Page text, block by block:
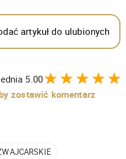
artykuł do ulubionych
5.00
zostawić komentarz